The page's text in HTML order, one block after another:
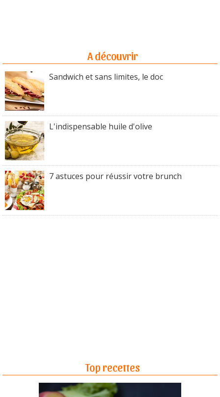
A découvrir
Sandwich et sans limites, le doc
L'indispensable huile d'olive
7 astuces pour réussir votre brunch
Top recettes